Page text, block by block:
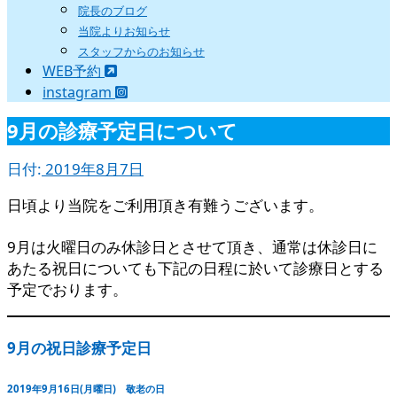
院長のブログ
当院よりお知らせ
スタッフからのお知らせ
WEB予約
instagram
9月の診療予定日について
日付: 2019年8月7日
日頃より当院をご利用頂き有難うございます。
9月は火曜日のみ休診日とさせて頂き、通常は休診日に
あたる祝日についても下記の日程に於いて診療日とする
予定でおります。
9月の祝日診療予定日
2019年9月16日(月曜日) 敬老の日